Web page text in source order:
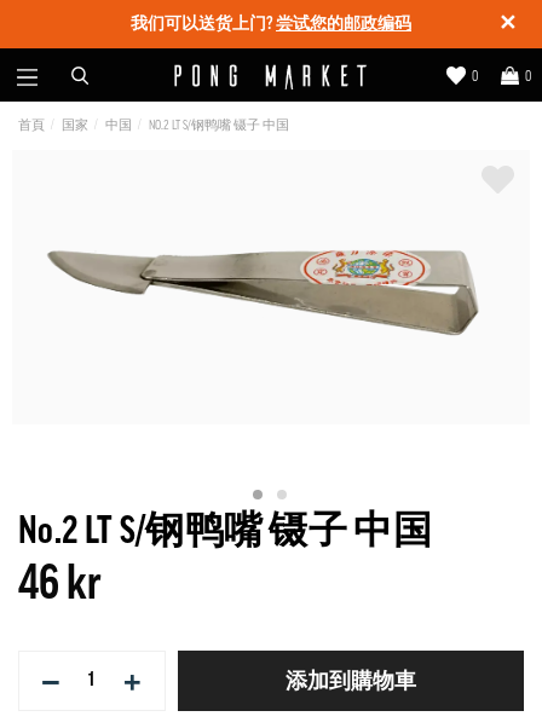
✕
我们可以送货上门?尝试您的邮政编码
0
0
首頁 国家 中国 NO.2 LT S/钢鸭嘴 镊子 中国
No.2 LT S/钢鸭嘴 镊子 中国
46 kr
− + 添加到購物車